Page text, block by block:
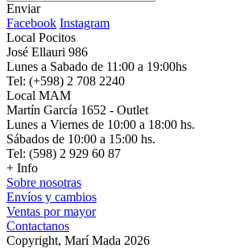
Enviar
Facebook Instagram
Local Pocitos
José Ellauri 986
Lunes a Sabado de 11:00 a 19:00hs
Tel: (+598) 2 708 2240
Local MAM
Martín García 1652 - Outlet
Lunes a Viernes de 10:00 a 18:00 hs.
Sábados de 10:00 a 15:00 hs.
Tel: (598) 2 929 60 87
+ Info
Sobre nosotras
Envíos y cambios
Ventas por mayor
Contactanos
Copyright, Marí Mada 2026